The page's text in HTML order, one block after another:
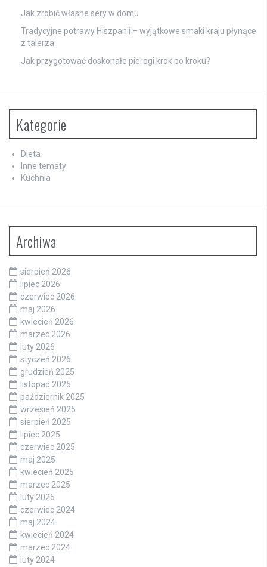
Jak zrobić własne sery w domu
Tradycyjne potrawy Hiszpanii – wyjątkowe smaki kraju płynące
z talerza
Jak przygotować doskonałe pierogi krok po kroku?
Kategorie
Dieta
Inne tematy
Kuchnia
Archiwa
sierpień 2026
lipiec 2026
czerwiec 2026
maj 2026
kwiecień 2026
marzec 2026
luty 2026
styczeń 2026
grudzień 2025
listopad 2025
październik 2025
wrzesień 2025
sierpień 2025
lipiec 2025
czerwiec 2025
maj 2025
kwiecień 2025
marzec 2025
luty 2025
czerwiec 2024
maj 2024
kwiecień 2024
marzec 2024
luty 2024